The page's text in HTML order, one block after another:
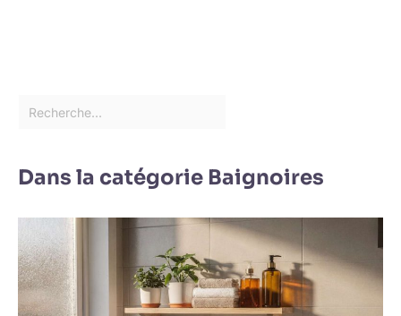
Dans la catégorie Baignoires